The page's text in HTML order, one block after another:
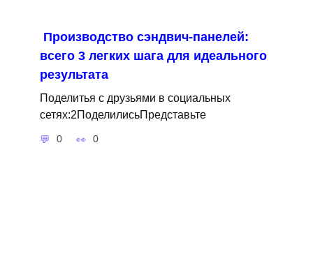
Производство сэндвич-панелей:
всего 3 легких шага для идеального
результата
Поделитья с друзьями в социальных
сетях:2ПоделилисьПредставьте
0 0